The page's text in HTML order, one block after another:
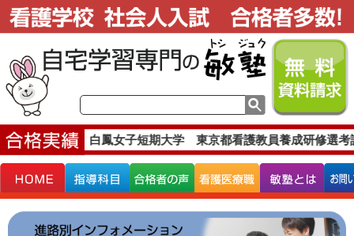
格実績です。 白鳳女子短期大学 東京都看護教員養成研修選